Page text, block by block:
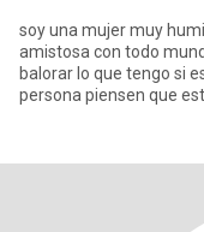
soy una mujer muy
amistosa con todo
balorar lo que tengo si
persona piensen que